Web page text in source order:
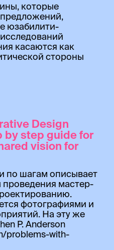
которые
юзабилити-
касаются как
стороны
Design
by step guide for
vision for
по шагам описывает
проведения мастер-
фотографиями и
На эту же
P. Anderson
problems-with-